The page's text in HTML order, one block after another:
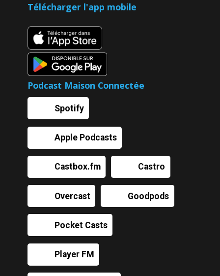
Télécharger l'app mobile
Podcast Maison Connectée
Spotify
Apple Podcasts
Castbox.fm Castro
Overcast Goodpods
Pocket Casts
Player FM